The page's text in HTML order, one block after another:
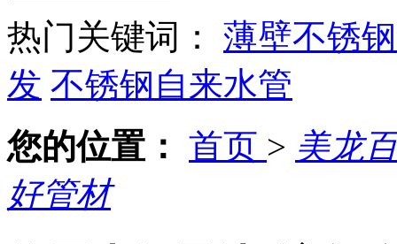
热门关键词： 薄壁不锈
发 不锈钢自来水管
您的位置： 首页 > 美龙
好管材